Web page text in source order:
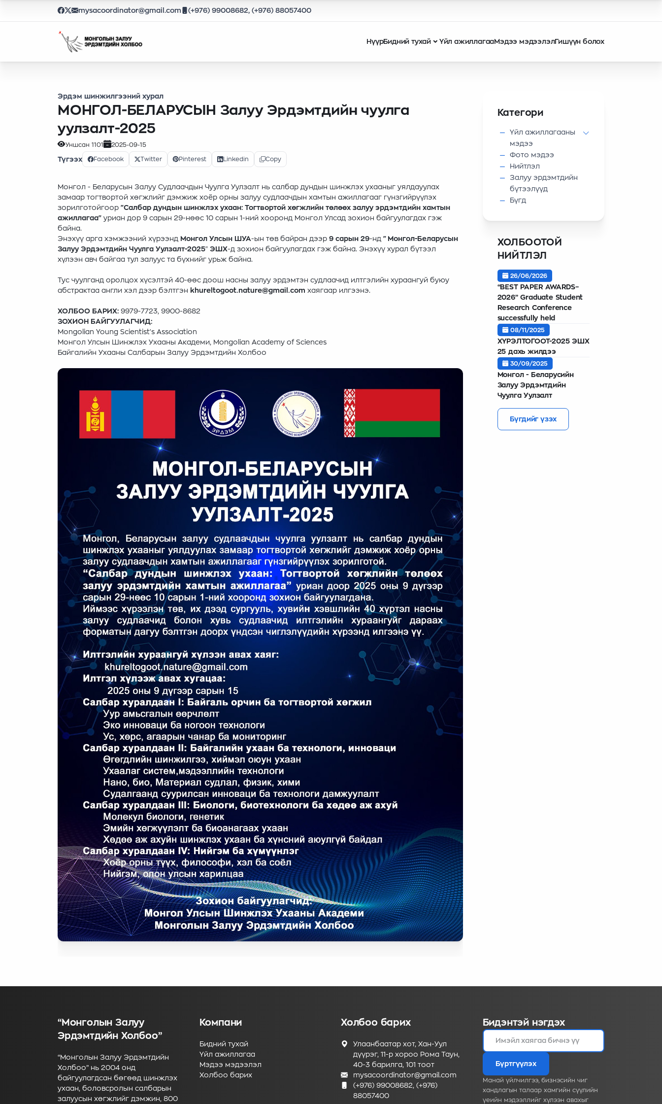
mysacoordinator@gmail.com (+976) 99008682, (+976) 88057400
НүүрБидний тухай Үйл ажиллагааМэдээ мэдээлэлГишүүн болох
Эрдэм шинжилгээний хурал
МОНГОЛ-БЕЛАРУСЫН Залуу Эрдэмтдийн чуулга
уулзалт-2025
Уншсан 1101 2025-09-15
Түгээх Facebook Twitter Pinterest Linkedin Copy
Монгол - Беларусын Залуу Судлаачдын Чуулга Уулзалт нь салбар дундын шинжлэх ухааныг уялдауулах
замаар тогтвортой хөгжлийг дэмжиж хоёр орны залуу судлаачдын хамтын ажиллагааг гүнзгийрүүлэх
зорилготойгоор "Салбар дундын шинжлэх ухаан: Тогтвортой хөгжлийн төлөөх залуу эрдэмтдийн хамтын
ажиллагаа" уриан дор 9 сарын 29-нөөс 10 сарын 1-ний хооронд Монгол Улсад зохион байгуулагдах гэж
байна.
Энэхүү арга хэмжээний хүрээнд Монгол Улсын ШУА-ын төв байран дээр 9 сарын 29-нд "Монгол-Беларусын
Залуу Эрдэмтдийн Чуулга Уулзалт-2025" ЭШХ-д зохион байгуулагдах гэж байна. Энэхүү хурал бүтээл
хүлээн авч байгаа тул залуус та бүхнийг урьж байна.
Тус чуулганд оролцох хүсэлтэй 40-өөс доош насны залуу эрдэмтэн судлаачид илтгэлийн хураангуй буюу
абстрактаа англи хэл дээр бэлтгэн khureltogoot.nature@gmail.com хаягаар илгээнэ.
ХОЛБОО БАРИХ: 9979-7723, 9900-8682
ЗОХИОН БАЙГУУЛАГЧИД:
Mongolian Young Scientist's Association
Монгол Улсын Шинжлэх Ухааны Академи, Mongolian Academy of Sciences
Байгалийн Ухааны Салбарын Залуу Эрдэмтдийн Холбоо
Категори
Үйл ажиллагааны
мэдээ
Фото мэдээ
Нийтлэл
Залуу эрдэмтдийн
бүтээлүүд
Бүгд
ХОЛБООТОЙ
НИЙТЛЭЛ
26/06/2026
“BEST PAPER AWARDS–
2026” Graduate Student
Research Conference
successfully held
08/11/2025
ХҮРЭЛТОГООТ-2025 ЭШХ
25 дахь жилдээ
30/09/2025
Монгол - Беларусийн
Залуу Эрдэмтдийн
Чуулга Уулзалт
Бүгдийг үзэх
“Монголын Залуу
Эрдэмтдийн Холбоо”
“Монголын Залуу Эрдэмтдийн
Холбоо” нь 2004 онд
байгуулагдсан бөгөөд шинжлэх
ухаан, боловсролын салбарын
залуусын хөгжлийг дэмжин, 800
Компани
Бидний тухай
Үйл ажиллагаа
Мэдээ мэдээлэл
Холбоо барих
Холбоо барих
Улаанбаатар хот, Хан-Уул
дүүрэг, 11-р хороо Рома Таун,
40-3 барилга, 101 тоот
mysacoordinator@gmail.com
(+976) 99008682, (+976)
88057400
Бидэнтэй нэгдэх
Бүртгүүлэх
Манай үйлчилгээ, бизнэсийн чиг
хандлагын талаар хамгийн сүүлийн
үеийн мэдээллийг хүлээн авахыг